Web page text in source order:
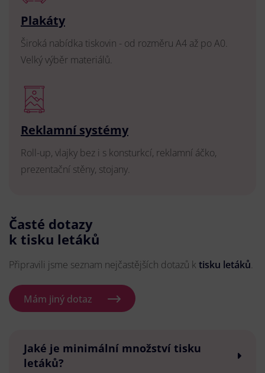
Plakáty
Široká nabídka tiskovin - od rozměru A4 až po A0.
Velký výběr materiálů.
Reklamní systémy
Roll-up, vlajky bez i s konsturkcí, reklamní áčko,
prezentační stěny, stojany.
Časté dotazy
k tisku letáků
Připravili jsme seznam nejčastějších dotazů k tisku letáků.
Mám jiný dotaz
Jaké je minimální množství tisku
letáků?